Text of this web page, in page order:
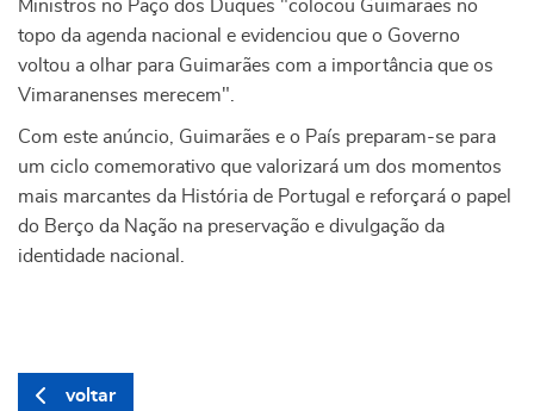
Ministros no Paço dos Duques "colocou Guimarães no
topo da agenda nacional e evidenciou que o Governo
voltou a olhar para Guimarães com a importância que os
Vimaranenses merecem".
Com este anúncio, Guimarães e o País preparam-se para
um ciclo comemorativo que valorizará um dos momentos
mais marcantes da História de Portugal e reforçará o papel
do Berço da Nação na preservação e divulgação da
identidade nacional.
voltar